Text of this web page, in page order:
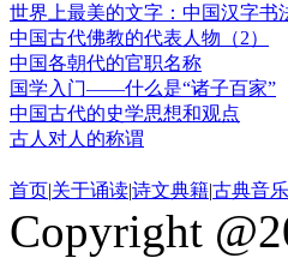
世界上最美的文字：中国汉字书
中国古代佛教的代表人物（2）
中国各朝代的官职名称
国学入门——什么是“诸子百家”
中国古代的史学思想和观点
古人对人的称谓
首页|关于诵读|诗文典籍|古典音乐
Copyright